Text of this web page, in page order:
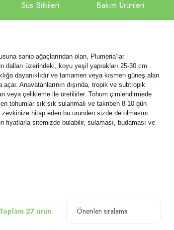
sahip ağaçlarından olan, Plumeria’lar
dalları üzerindeki, koyu yeşil yaprakları 25-30 cm
dayanıklıdır ve tamamen veya kısmen güneş alan
Anavatanlarının dışında, tropik ve subtropik
veya çelikleme ile üretilirler. Tohum çimlendirmede
tohumlar sık sık sulanmalı ve takriben 8-10 gün
hitap eden bu üründen sizde de olmasını
fiyatlarla sitemizde bulabilir, sulaması, budaması ve
Toplam 27 ürün